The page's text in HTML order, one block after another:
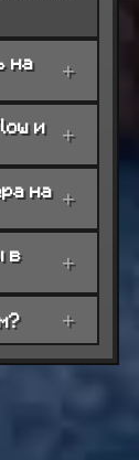
на +
и +
на +
в +
+